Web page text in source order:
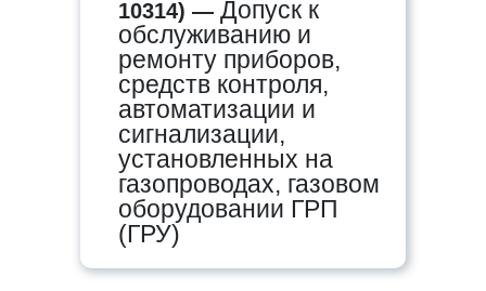
10314) — Допуск к
обслуживанию и
ремонту приборов,
средств контроля,
автоматизации и
сигнализации,
установленных на
газопроводах, газовом
оборудовании ГРП
(ГРУ)